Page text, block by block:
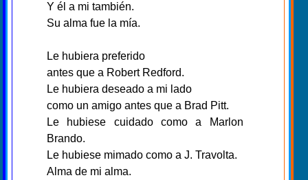
Y él a mi también.
Su alma fue la mía.
Le hubiera preferido
antes que a Robert Redford.
Le hubiera deseado a mi lado
como un amigo antes que a Brad Pitt.
Le hubiese cuidado como a Marlon
Brando.
Le hubiese mimado como a J. Travolta.
Alma de mi alma.